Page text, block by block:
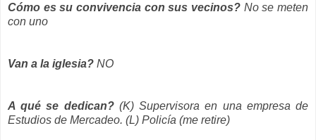
Cómo es su convivencia con sus vecinos? No se meten
con uno
Van a la iglesia? NO
A qué se dedican?(K) Supervisora en una empresa de
Estudios de Mercadeo. (L) Policía (me retire)